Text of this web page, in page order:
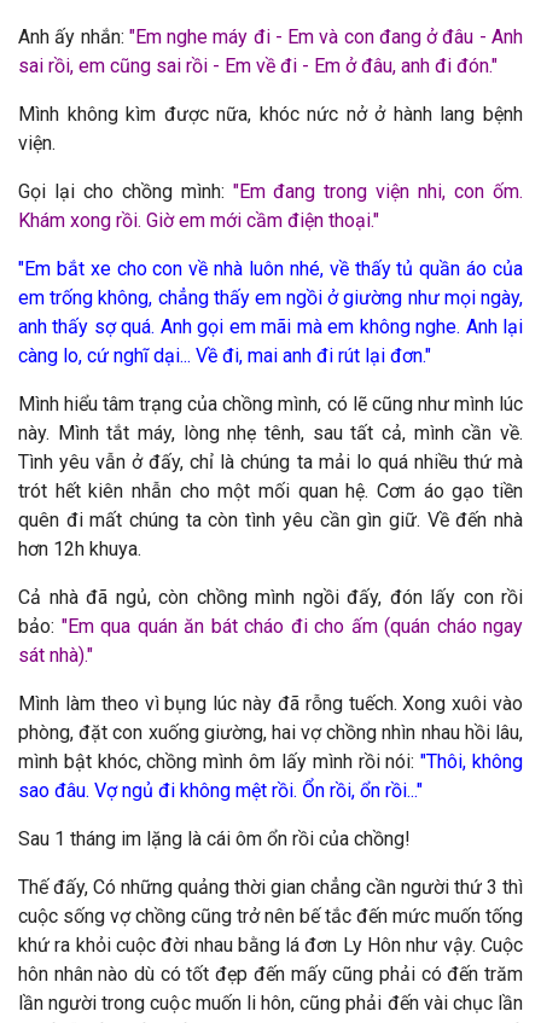
Anh ấy nhắn: "Em nghe máy đi - Em và con đang ở đâu - Anh
sai rồi, em cũng sai rồi - Em về đi - Em ở đâu, anh đi đón."
Mình không kìm được nữa, khóc nức nở ở hành lang bệnh
viện.
Gọi lại cho chồng mình: "Em đang trong viện nhi, con ốm.
Khám xong rồi. Giờ em mới cầm điện thoại."
"Em bắt xe cho con về nhà luôn nhé, về thấy tủ quần áo của
em trống không, chẳng thấy em ngồi ở giường như mọi ngày,
anh thấy sợ quá. Anh gọi em mãi mà em không nghe. Anh lại
càng lo, cứ nghĩ dại... Về đi, mai anh đi rút lại đơn."
Mình hiểu tâm trạng của chồng mình, có lẽ cũng như mình lúc
này. Mình tắt máy, lòng nhẹ tênh, sau tất cả, mình cần về.
Tình yêu vẫn ở đấy, chỉ là chúng ta mải lo quá nhiều thứ mà
trót hết kiên nhẫn cho một mối quan hệ. Cơm áo gạo tiền
quên đi mất chúng ta còn tình yêu cần gìn giữ. Về đến nhà
hơn 12h khuya.
Cả nhà đã ngủ, còn chồng mình ngồi đấy, đón lấy con rồi
bảo: "Em qua quán ăn bát cháo đi cho ấm (quán cháo ngay
sát nhà)."
Mình làm theo vì bụng lúc này đã rỗng tuếch. Xong xuôi vào
phòng, đặt con xuống giường, hai vợ chồng nhìn nhau hồi lâu,
mình bật khóc, chồng mình ôm lấy mình rồi nói:"Thôi, không
sao đâu. Vợ ngủ đi không mệt rồi. Ổn rồi, ổn rồi..."
Sau 1 tháng im lặng là cái ôm ổn rồi của chồng!
Thế đấy, Có những quảng thời gian chẳng cần người thứ 3 thì
cuộc sống vợ chồng cũng trở nên bế tắc đến mức muốn tống
khứ ra khỏi cuộc đời nhau bằng lá đơn Ly Hôn như vậy. Cuộc
hôn nhân nào dù có tốt đẹp đến mấy cũng phải có đến trăm
lần người trong cuộc muốn li hôn, cũng phải đến vài chục lần